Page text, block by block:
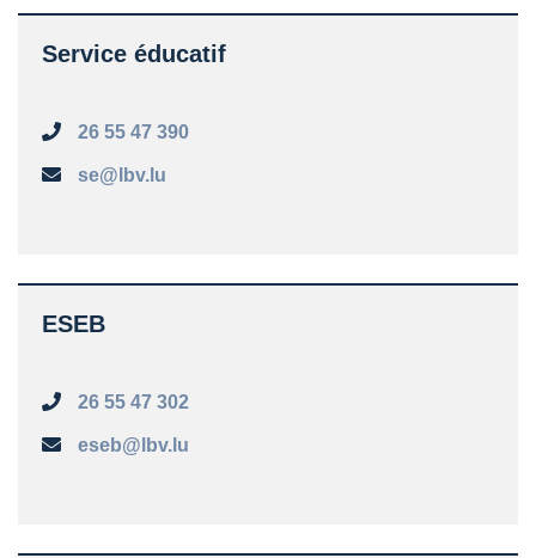
Service éducatif
26 55 47 390
se@lbv.lu
ESEB
26 55 47 302
eseb@lbv.lu